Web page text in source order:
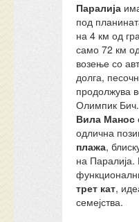
Паралија
под
на 4 км од
само 72 км
возење со
долга,
продолжува
Олимпик Бич.
Вила Манос
одлична
плажа,
на Паралија.
трет кат,
семејства.